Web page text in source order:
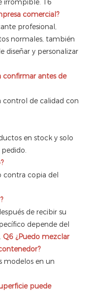
comercial?
profesional,
normales, también
diseñar y personalizar
confirmar antes de
control de calidad con
en stock y solo
contra copia del
de recibir su
depende del
Q6 ¿Puedo mezclar
modelos en un
puede